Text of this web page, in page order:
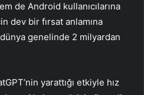
de Android kullanıcılarına
dev bir fırsat anlamına
genelinde 2 milyardan
yarattığı etkiyle hız